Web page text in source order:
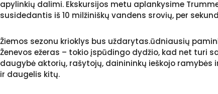
apylinkių dalimi. Ekskursijos metu aplankysime
susidedantis iš 10 milžiniškų vandens srovių, per
Žiemos sezonu krioklys bus uždarytas.ūdniausių
Ženevos ežeras – tokio įspūdingo dydžio, kad net turi
daugybė aktorių, rašytojų, dainininkų ieškojo ramybės
ir daugelis kitų.